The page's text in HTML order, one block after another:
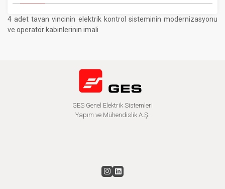
4 adet tavan vincinin elektrik kontrol sisteminin modernizasyonu
ve operatör kabinlerinin imali
GES Genel Elektrik Sistemleri
Yapım ve Mühendislik A.Ş.